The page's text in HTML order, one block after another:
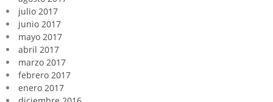
julio 2017
junio 2017
mayo 2017
abril 2017
marzo 2017
febrero 2017
enero 2017